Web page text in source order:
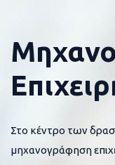
Στο κέντρο των
μηχανογράφηση